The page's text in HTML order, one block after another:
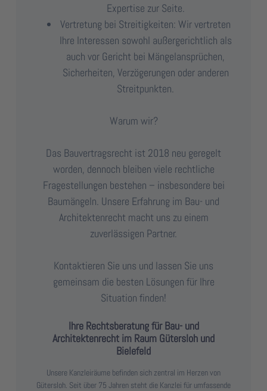
Expertise zur Seite.
Vertretung bei Streitigkeiten: Wir vertreten
Ihre Interessen sowohl außergerichtlich als
auch vor Gericht bei Mängelansprüchen,
Sicherheiten, Verzögerungen oder anderen
Streitpunkten.
Warum wir?
Das Bauvertragsrecht ist 2018 neu geregelt
worden, dennoch bleiben viele rechtliche
Fragestellungen bestehen – insbesondere bei
Baumängeln. Unsere Erfahrung im Bau- und
Architektenrecht macht uns zu einem
zuverlässigen Partner.
Kontaktieren Sie uns und lassen Sie uns
gemeinsam die besten Lösungen für Ihre
Situation finden!
Ihre Rechtsberatung für Bau- und
Architektenrecht im Raum Gütersloh und
Bielefeld
Unsere Kanzleiräume befinden sich zentral im Herzen von
Gütersloh. Seit über 75 Jahren steht die Kanzlei für umfassende